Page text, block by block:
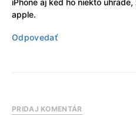
apple.
Odpovedať
PRIDAJ KOMENTÁR